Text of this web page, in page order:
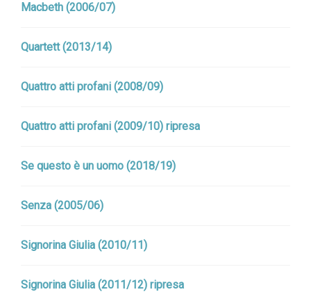
Macbeth (2006/07)
Quartett (2013/14)
Quattro atti profani (2008/09)
Quattro atti profani (2009/10) ripresa
Se questo è un uomo (2018/19)
Senza (2005/06)
Signorina Giulia (2010/11)
Signorina Giulia (2011/12) ripresa